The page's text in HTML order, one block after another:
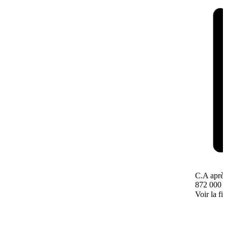
C.A
872 000 €
Voir la